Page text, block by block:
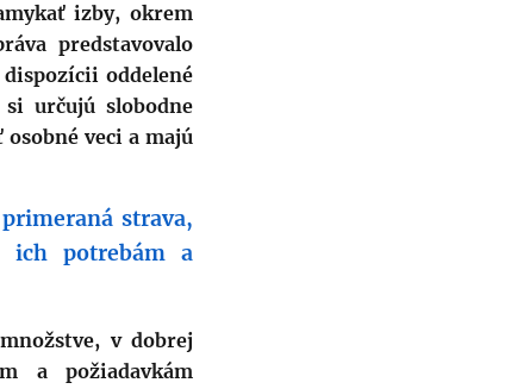
izby, okrem
predstavovalo
oddelené
určujú slobodne
veci a majú
strava,
ich potrebám a
v dobrej
a požiadavkám